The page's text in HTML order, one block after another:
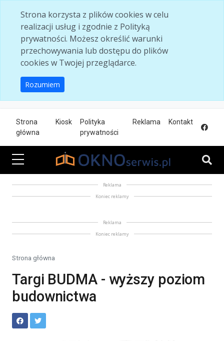
Strona korzysta z plików cookies w celu
realizacji usług i zgodnie z Polityką
prywatności. Możesz określić warunki
przechowywania lub dostępu do plików
cookies w Twojej przeglądarce.
Rozumiem
Strona
główna
Kiosk
Polityka
prywatności
Reklama Kontakt
Reklama
Koniec reklamy
Reklama
Koniec reklamy
Strona główna
Targi BUDMA - wyższy poziom
budownictwa